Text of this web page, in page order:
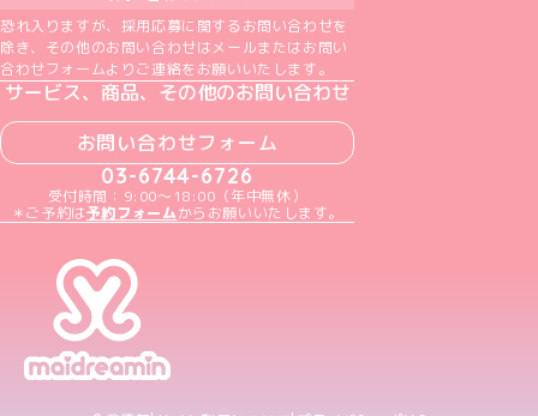
恐れ入りますが、採用応募に関するお問い合わせを
除き、その他のお問い合わせはメールまたはお問い
合わせフォームよりご連絡をお願いいたします。
サービス、商品、その他のお問い合わせ
お問い合わせフォーム
03-6744-6726
受付時間：9:00～18:00（年中無休）
＊ご予約は予約フォームからお願いいたします。